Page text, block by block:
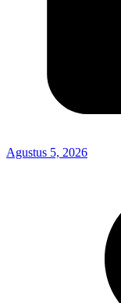
Agustus 5, 2026